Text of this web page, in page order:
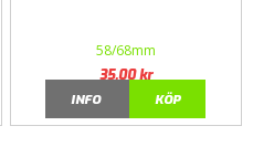
58/68mm
35,00kr
INFO
KÖP